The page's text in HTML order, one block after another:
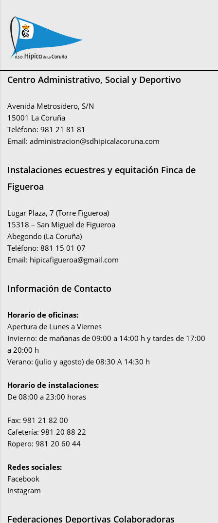
Centro Administrativo, Social y Deportivo
Avenida Metrosidero, S/N
15001 La Coruña
Teléfono: 981 21 81 81
Email: administracion@sdhipicalacoruna.com
Instalaciones ecuestres y equitación Finca de
Figueroa
Lugar Plaza, 7 (Torre Figueroa)
15318 – San Miguel de Figueroa
Abegondo (La Coruña)
Teléfono: 881 15 01 07
Email: hipicafigueroa@gmail.com
Información de Contacto
Horario de oficinas:
Apertura de Lunes a Viernes
Invierno: de mañanas de 09:00 a 14:00 h y tardes de 17:00
a 20:00 h
Verano: (julio y agosto) de 08:30 A 14:30 h
Horario de instalaciones:
De 08:00 a 23:00 horas
Fax: 981 21 82 00
Cafetería: 981 20 88 22
Ropero: 981 20 60 44
Redes sociales:
Facebook
Instagram
Federaciones Deportivas Colaboradoras